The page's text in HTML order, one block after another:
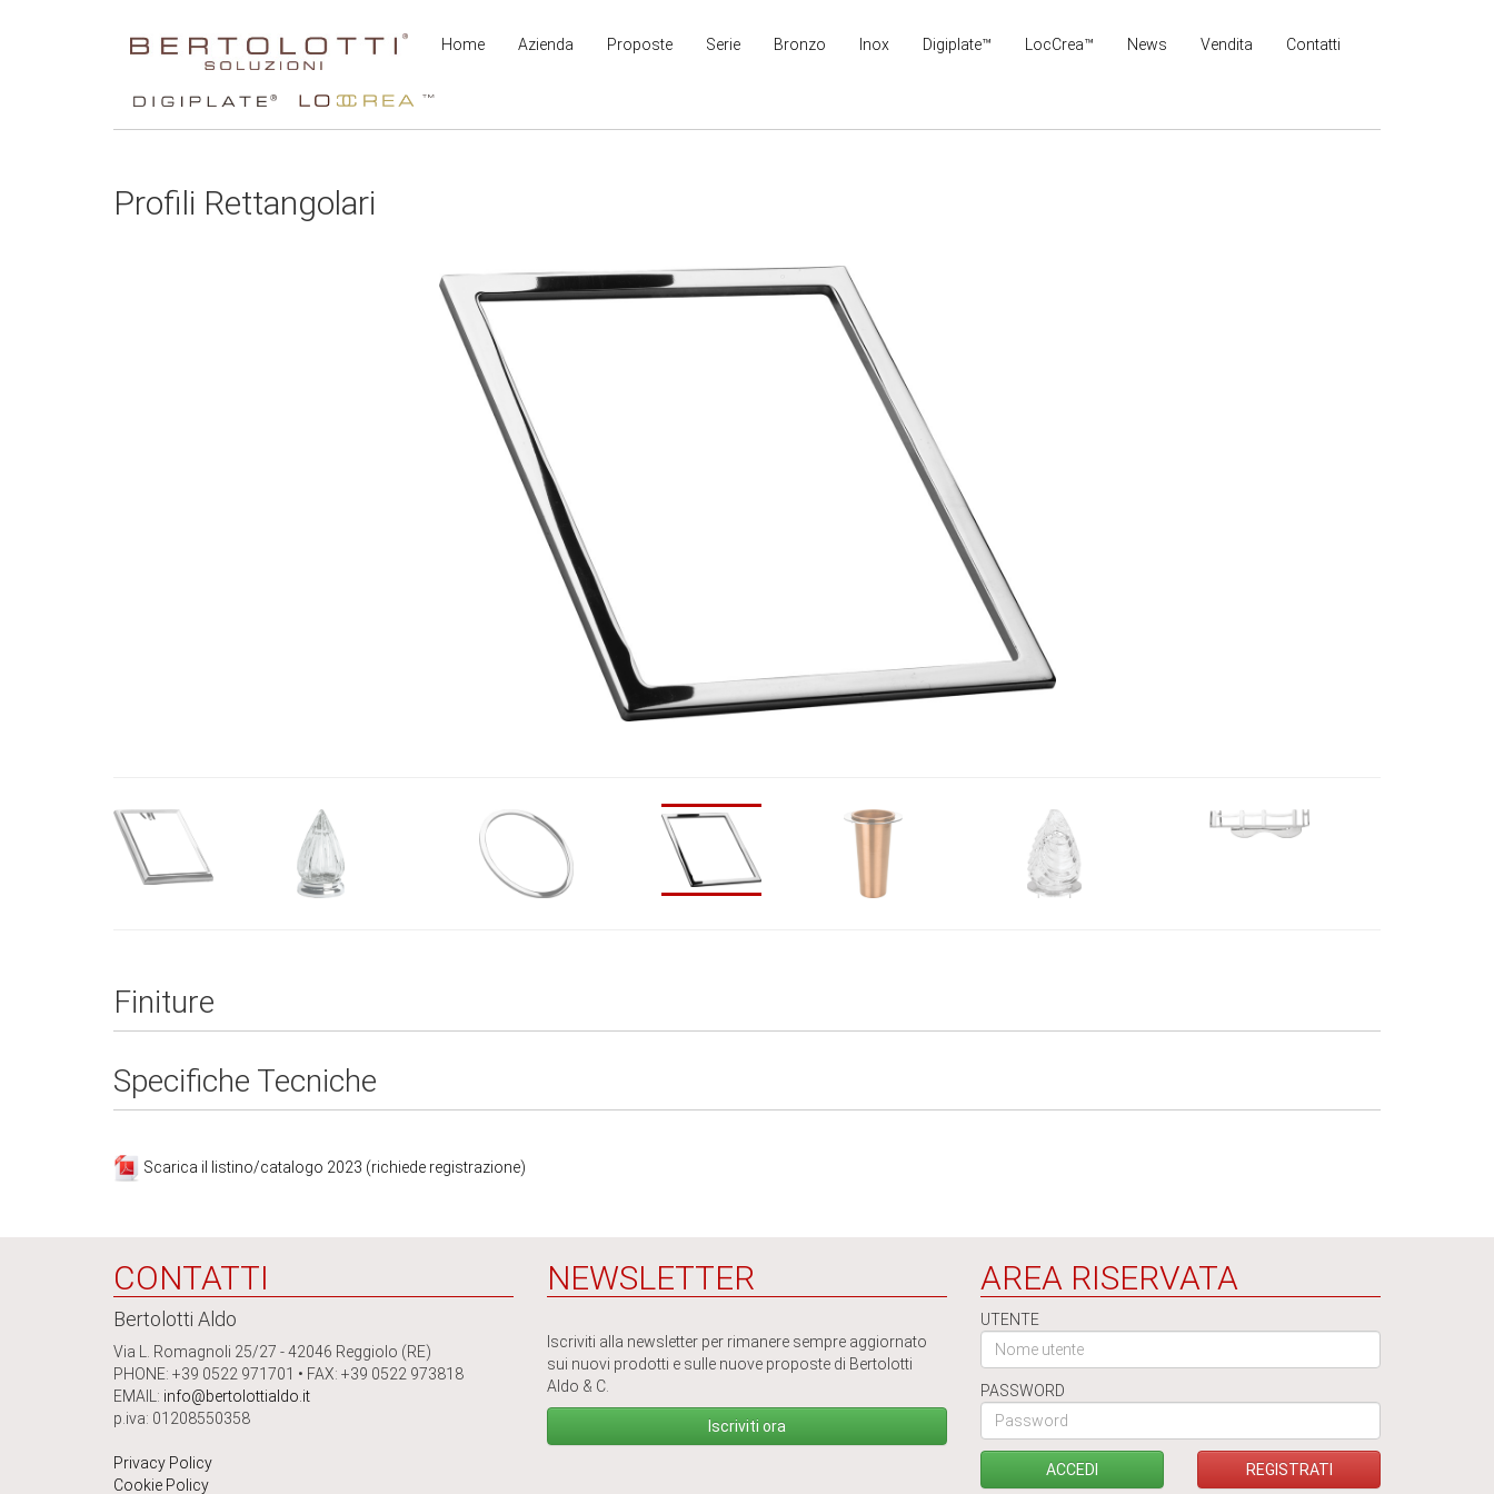
Home Azienda Proposte Serie Bronzo Inox Digiplate™ LocCrea™ News Vendita Contatti
Profili Rettangolari
Finiture
Specifiche Tecniche
Scarica il listino/catalogo 2023 (richiede registrazione)
CONTATTI
Bertolotti Aldo
Via L. Romagnoli 25/27 - 42046 Reggiolo (RE)
PHONE: +39 0522 971701 • FAX: +39 0522 973818
EMAIL: info@bertolottialdo.it
p.iva: 01208550358
Privacy Policy
Cookie Policy
NEWSLETTER
Iscriviti alla newsletter per rimanere sempre aggiornato
sui nuovi prodotti e sulle nuove proposte di Bertolotti
Aldo & C.
Iscriviti ora
AREA RISERVATA
UTENTE
PASSWORD